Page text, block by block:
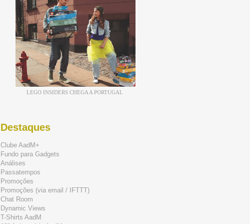
LEGO INSIDERS CHEGA A PORTUGAL
Destaques
Clube AadM+
Fundo para Gadgets
Análises
Passatempos
Promoções
Promoções (via email / IFTTT)
Chat Room
Dynamic Views
T-Shirts AadM